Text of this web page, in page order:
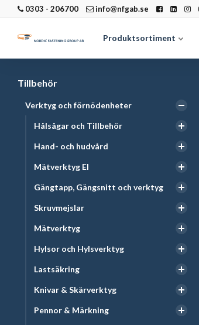
0303 - 206700 info@nfgab.se
Produktsortiment
Tillbehör
Verktyg och förnödenheter
Hålsågar och Tillbehör
Hand- och hudvård
Mätverktyg El
Gängtapp, Gängsnitt och verktyg
Skruvmejslar
Mätverktyg
Hylsor och Hylsverktyg
Lastsäkring
Knivar & Skärverktyg
Pennor & Märkning